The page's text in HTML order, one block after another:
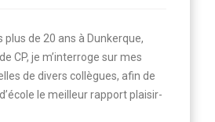
plus de 20 ans à Dunkerque,
CP, je m’interroge sur mes
de divers collègues, afin de
le meilleur rapport plaisir-